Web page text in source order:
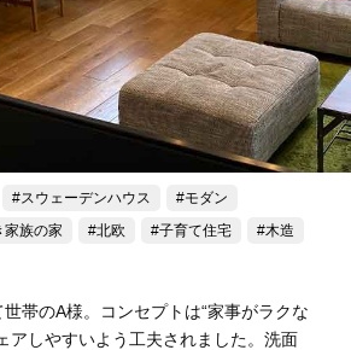
スウェーデンハウス
モダン
家族の家 北欧 子育て住宅 木造
帯のA様。コンセプトは“家事がラクな
アしやすいよう工夫されました。洗面